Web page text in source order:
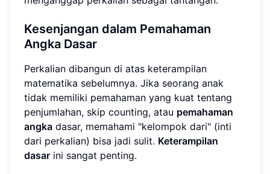
Kesenjangan dalam Pemahaman
Angka Dasar
Perkalian dibangun di atas keterampilan
matematika sebelumnya. Jika seorang anak
tidak memiliki pemahaman yang kuat tentang
penjumlahan, skip counting, atau pemahaman
angka dasar, memahami "kelompok dari" (inti
dari perkalian) bisa jadi sulit. Keterampilan
dasar ini sangat penting.